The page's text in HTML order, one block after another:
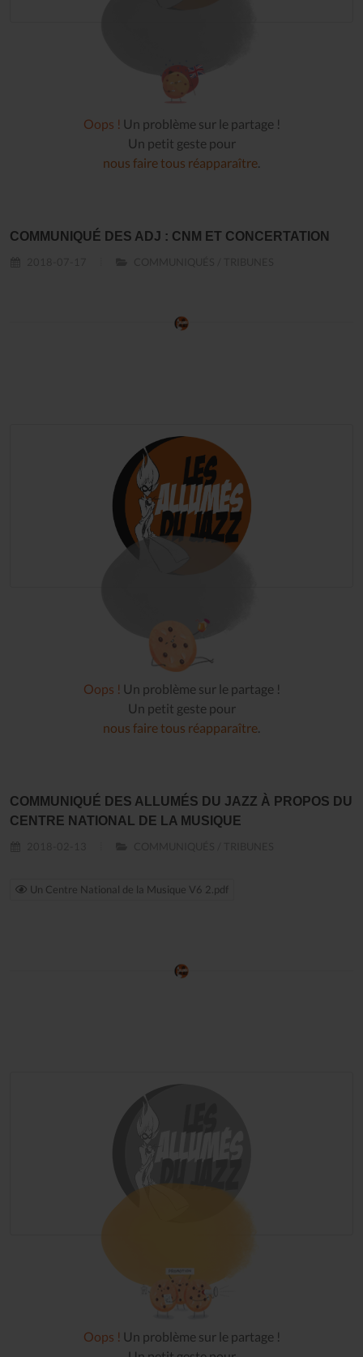
Oops ! Un problème sur le partage !
Un petit geste pour
nous faire tous réapparaître.
COMMUNIQUÉ DES ADJ : CNM ET CONCERTATION
Oops ! Un problème sur le partage !
Un petit geste pour
nous faire tous réapparaître
COMMUNIQUÉ DES ALLUMÉS DU JAZZ À PROPOS DU
CENTRE NATIONAL DE LA MUSIQUE
Un Centre National de la Musique V6 2.pdf
Oops ! Un problème sur le partage !